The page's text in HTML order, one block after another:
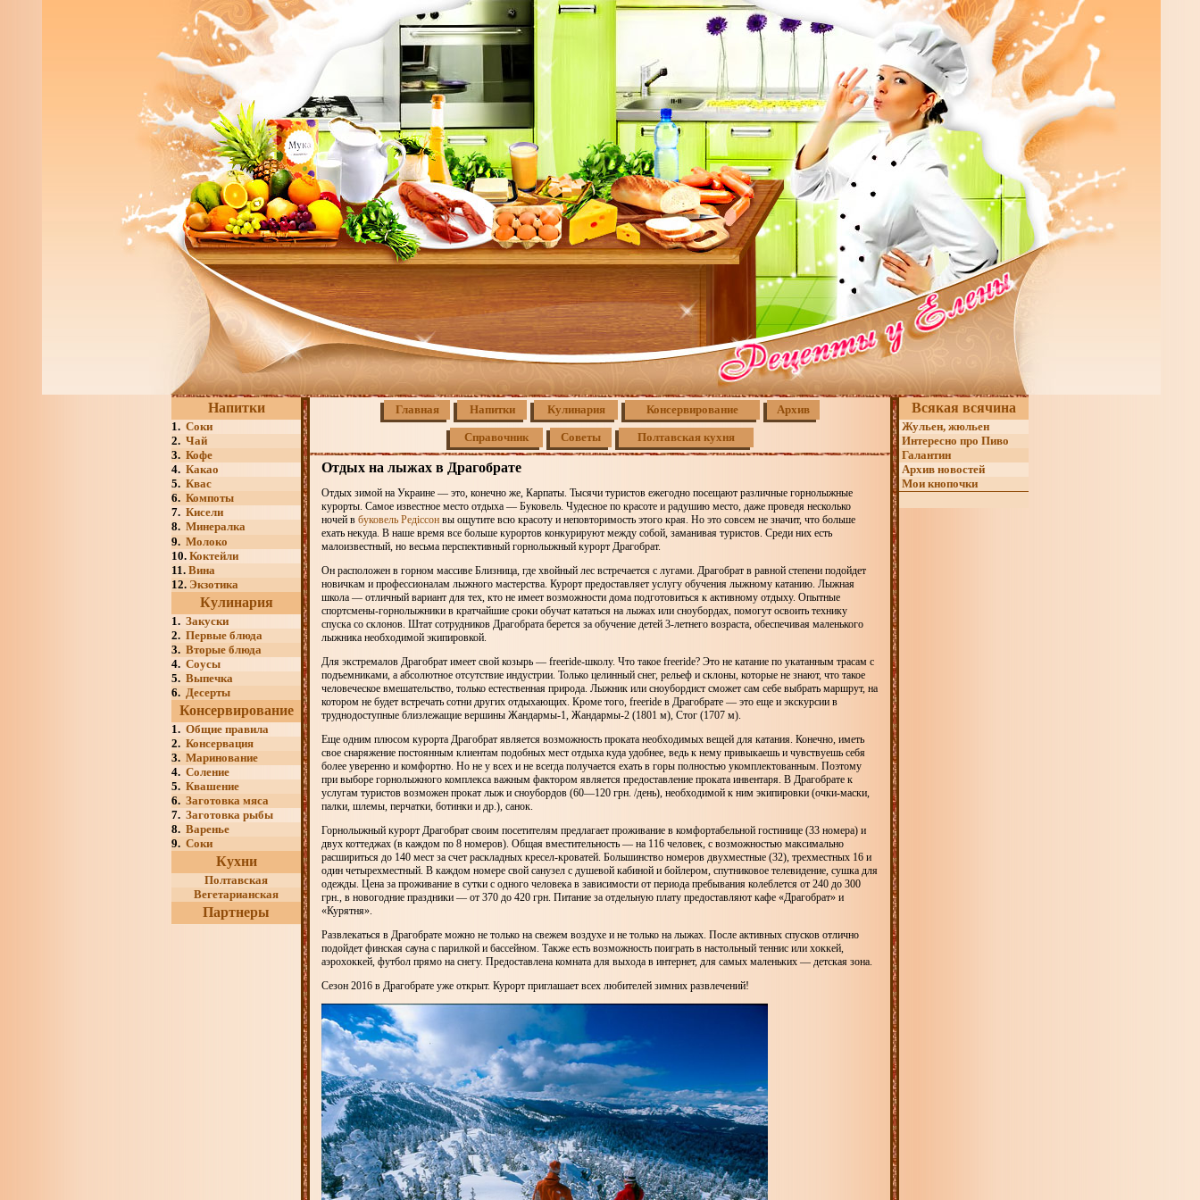
Напитки
1. Соки
2. Чай
3. Кофе
4. Какао
5. Квас
6. Компоты
7. Кисели
8. Минералка
9. Молоко
10. Коктейли
11. Вина
12. Экзотика
Кулинария
1. Закуски
2. Первые блюда
3. Вторые блюда
4. Соусы
5. Выпечка
6. Десерты
Консервирование
1. Общие правила
2. Консервация
3. Маринование
4. Соление
5. Квашение
6. Заготовка мяса
7. Заготовка рыбы
8. Варенье
9. Соки
Кухни
Полтавская
Вегетарианская
Партнеры
Главная Напитки Кулинария Консервирование Архив
Справочник Советы Полтавская кухня
Отдых на лыжах в Драгобрате
Отдых зимой на Украине — это, конечно же, Карпаты. Тысячи туристов ежегодно посещают различные горнолыжные
курорты. Самое известное место отдыха — Буковель. Чудесное по красоте и радушию место, даже проведя несколько
ночей в буковель Редіссон вы ощутите всю красоту и неповторимость этого края. Но это совсем не значит, что больше
ехать некуда. В наше время все больше курортов конкурируют между собой, заманивая туристов. Среди них есть
малоизвестный, но весьма перспективный горнолыжный курорт Драгобрат.
Он расположен в горном массиве Близница, где хвойный лес встречается с лугами. Драгобрат в равной степени подойдет
новичкам и профессионалам лыжного мастерства. Курорт предоставляет услугу обучения лыжному катанию. Лыжная
школа — отличный вариант для тех, кто не имеет возможности дома подготовиться к активному отдыху. Опытные
спортсмены-горнолыжники в кратчайшие сроки обучат кататься на лыжах или сноубордах, помогут освоить технику
спуска со склонов. Штат сотрудников Драгобрата берется за обучение детей 3-летнего возраста, обеспечивая маленького
лыжника необходимой экипировкой.
Для экстремалов Драгобрат имеет свой козырь — freeride-школу. Что такое freeride? Это не катание по укатанным трасам с
подъемниками, а абсолютное отсутствие индустрии. Только целинный снег, рельеф и склоны, которые не знают, что такое
человеческое вмешательство, только естественная природа. Лыжник или сноубордист сможет сам себе выбрать маршрут, на
котором не будет встречать сотни других отдыхающих. Кроме того, freeride в Драгобрате — это еще и экскурсии в
труднодоступные близлежащие вершины Жандармы-1, Жандармы-2 (1801 м), Стог (1707 м).
Еще одним плюсом курорта Драгобрат является возможность проката необходимых вещей для катания. Конечно, иметь
свое снаряжение постоянным клиентам подобных мест отдыха куда удобнее, ведь к нему привыкаешь и чувствуешь себя
более уверенно и комфортно. Но не у всех и не всегда получается ехать в горы полностью укомплектованным. Поэтому
при выборе горнолыжного комплекса важным фактором является предоставление проката инвентаря. В Драгобрате к
услугам туристов возможен прокат лыж и сноубордов (60—120 грн. /день), необходимой к ним экипировки (очки-маски,
палки, шлемы, перчатки, ботинки и др.), санок.
Горнолыжный курорт Драгобрат своим посетителям предлагает проживание в комфортабельной гостинице (33 номера) и
двух коттеджах (в каждом по 8 номеров). Общая вместительность — на 116 человек, с возможностью максимально
расшириться до 140 мест за счет раскладных кресел-кроватей. Большинство номеров двухместные (32), трехместных 16 и
один четырехместный. В каждом номере свой санузел с душевой кабиной и бойлером, спутниковое телевидение, сушка для
одежды. Цена за проживание в сутки с одного человека в зависимости от периода пребывания колеблется от 240 до 300
грн., в новогодние праздники — от 370 до 420 грн. Питание за отдельную плату предоставляют кафе «Драгобрат» и
«Курятня».
Развлекаться в Драгобрате можно не только на свежем воздухе и не только на лыжах. После активных спусков отлично
подойдет финская сауна с парилкой и бассейном. Также есть возможность поиграть в настольный теннис или хоккей,
аэрохоккей, футбол прямо на снегу. Предоставлена комната для выхода в интернет, для самых маленьких — детская зона.
Сезон 2016 в Драгобрате уже открыт. Курорт приглашает всех любителей зимних развлечений!
Всякая всячина
Жульен, жюльен
Интересно про Пиво
Галантин
Архив новостей
Мои кнопочки